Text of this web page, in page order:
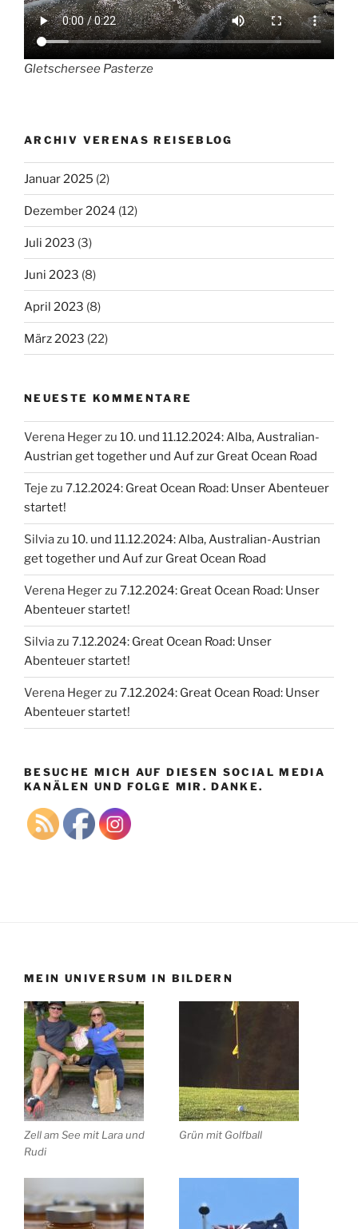
Gletschersee Pasterze
ARCHIV VERENAS REISEBLOG
Januar 2025 (2)
Dezember 2024 (12)
Juli 2023 (3)
Juni 2023 (8)
April 2023 (8)
März 2023 (22)
NEUESTE KOMMENTARE
Verena Hegerzu 10. und 11.12.2024: Alba, Australian-
Austrian get together und Auf zur Great Ocean Road
Teje zu 7.12.2024: Great Ocean Road: Unser Abenteuer
startet!
Silviazu 10. und 11.12.2024: Alba, Australian-Austrian
get together und Auf zur Great Ocean Road
Verena Hegerzu 7.12.2024: Great Ocean Road: Unser
Abenteuer startet!
Silviazu 7.12.2024: Great Ocean Road: Unser
Abenteuer startet!
Verena Hegerzu 7.12.2024: Great Ocean Road: Unser
Abenteuer startet!
BESUCHE MICH AUF DIESEN SOCIAL MEDIA
KANÄLEN UND FOLGE MIR. DANKE.
MEIN UNIVERSUM IN BILDERN
Zell am See mit Lara und
Rudi
Grün mit Golfball